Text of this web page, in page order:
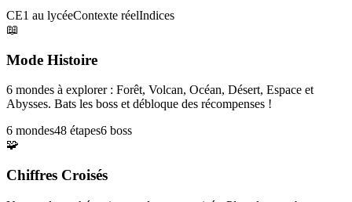
CE1 au lycéeContexte réelIndices
📖
Mode Histoire
6 mondes à explorer : Forêt, Volcan, Océan, Désert, Espace et
Abysses. Bats les boss et débloque des récompenses !
6 mondes48 étapes6 boss
🧩
Chiffres Croisés